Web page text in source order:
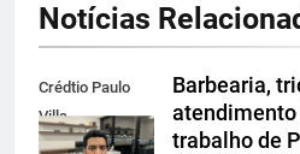
Notícias
Crédtio Paulo
Villa
Barbearia,
trabalho de